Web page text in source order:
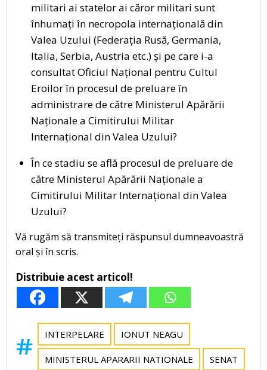
militari ai statelor ai căror militari sunt
înhumați în necropola internațională din
Valea Uzului (Federația Rusă, Germania,
Italia, Serbia, Austria etc.) și pe care i-a
consultat Oficiul Național pentru Cultul
Eroilor în procesul de preluare în
administrare de către Ministerul Apărării
Naționale a Cimitirului Militar
Internațional din Valea Uzului?
În ce stadiu se află procesul de preluare de
către Ministerul Apărării Naționale a
Cimitirului Militar Internațional din Valea
Uzului?
Vă rugăm să transmiteți răspunsul dumneavoastră
oral și în scris.
Distribuie acest articol!
INTERPELARE IONUT NEAGU
MINISTERUL APARARII NATIONALE SENAT